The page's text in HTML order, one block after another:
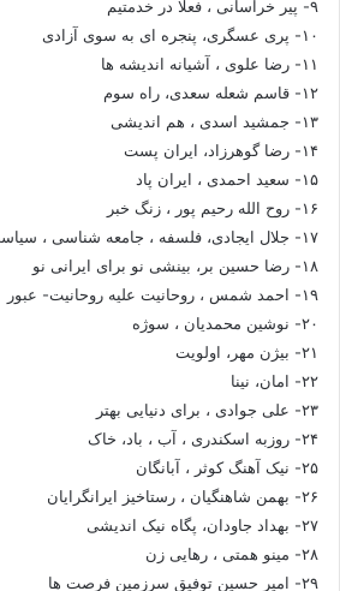
۹- پیر خراسانی ، فعلا در خدمتیم
۱۰- پری عسگری، پنجره ای به سوی آزادی
۱۱- رضا علوی ، آشیانه اندیشه ها
۱۲- قاسم شعله سعدی، راه سوم
۱۳- جمشید اسدی ، هم اندیشی
۱۴- رضا گوهرزاد، ایران پست
۱۵- سعید احمدی ، ایران پاد
۱۶- روح الله رحیم پور ، زنگ خبر
۱۷- جلال ایجادی، فلسفه ، جامعه شناسی ، سیاست
۱۸- رضا حسین بر، بینشی نو برای ایرانی نو
۱۹- احمد شمس ، روحانیت علیه روحانیت- عبور
۲۰- نوشین محمدیان ، سوژه
۲۱- بیژن مهر، اولویت
۲۲- امان، نینا
۲۳- علی جوادی ، برای دنیایی بهتر
۲۴- روزبه اسکندری ، آب ، باد، خاک
۲۵- نیک آهنگ کوثر ، آبانگان
۲۶- بهمن شاهنگیان ، رستاخیز ایرانگرایان
۲۷- بهداد جاودان، پگاه نیک اندیشی
۲۸- مینو همتی ، رهایی زن
۲۹- امیر حسین توفیق سرزمین فرصت ها